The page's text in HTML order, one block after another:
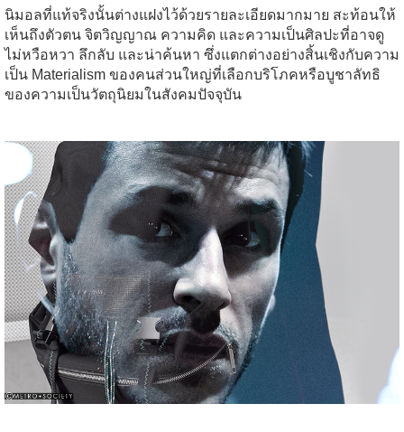
นิมอลที่แท้จริงนั้นต่างแฝงไว้ด้วยรายละเอียดมากมาย สะท้อนให้
เห็นถึงตัวตน จิตวิญญาณ ความคิด และความเป็นศิลปะที่อาจดู
ไม่หวือหวา ลึกลับ และน่าค้นหา ซึ่งแตกต่างอย่างสิ้นเชิงกับความ
เป็น Materialism ของคนส่วนใหญ่ที่เลือกบริโภคหรือบูชาลัทธิ
ของความเป็นวัตถุนิยมในสังคมปัจจุบัน